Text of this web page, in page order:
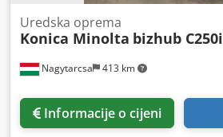
Nagytarcsa 413 km
Uredska oprema
Konica Minolta bizhub C250i
Informacije o cijeni